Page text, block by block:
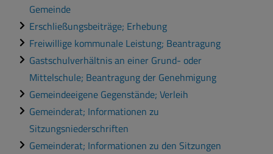
Gemeinde
Erschließungsbeiträge; Erhebung
Freiwillige kommunale Leistung; Beantragung
Gastschulverhältnis an einer Grund- oder
Mittelschule; Beantragung der Genehmigung
Gemeindeeigene Gegenstände; Verleih
Gemeinderat; Informationen zu
Sitzungsniederschriften
Gemeinderat; Informationen zu den Sitzungen